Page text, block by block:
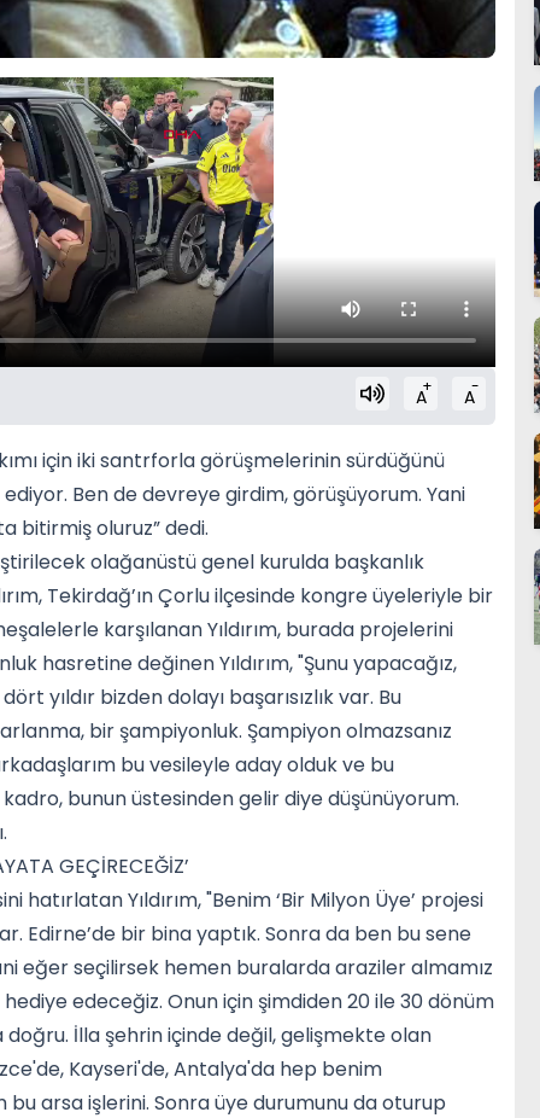
A+ A-
için iki santrforla görüşmelerinin sürdüğünü
Ben de devreye girdim, görüşüyorum. Yani
bitirmiş oluruz” dedi.
olağanüstü genel kurulda başkanlık
Tekirdağ’ın Çorlu ilçesinde kongre üyeleriyle bir
karşılanan Yıldırım, burada projelerini
hasretine değinen Yıldırım, "Şunu yapacağız,
yıldır bizden dolayı başarısızlık var. Bu
bir şampiyonluk. Şampiyon olmazsanız
bu vesileyle aday olduk ve bu
bunun üstesinden gelir diye düşünüyorum.
GEÇİRECEĞİZ’
Yıldırım, "Benim ‘Bir Milyon Üye’ projesi
Edirne’de bir bina yaptık. Sonra da ben bu sene
eğer seçilirsek hemen buralarda araziler almamız
edeceğiz. Onun için şimdiden 20 ile 30 dönüm
İlla şehrin içinde değil, gelişmekte olan
Kayseri'de, Antalya'da hep benim
bu arsa işlerini. Sonra üye durumunu da oturup